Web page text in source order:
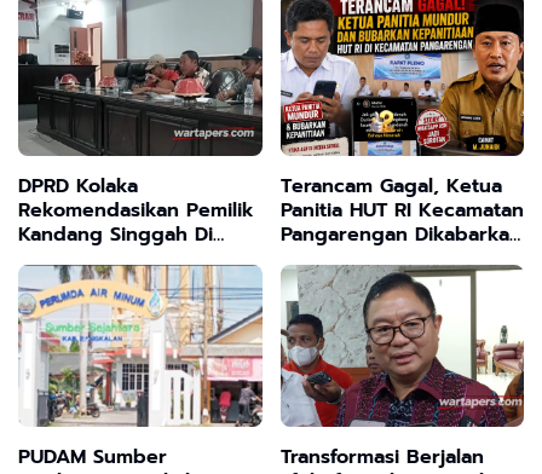
Lintas
DPRD Kolaka
Rekomendasikan Pemilik
Kandang Singgah Di
Laloeha Di Hentikan
Sementara Karena Tak
Sesuai Izin
Terancam Gagal, Ketua
Panitia HUT RI Kecamatan
Pangarengan Dikabarkan
Mundur dan Bubarkan
Kepanitiaan, Story
WhatsApp ASN Jadi
Sorotan
PUDAM Sumber
Transformasi Berjalan